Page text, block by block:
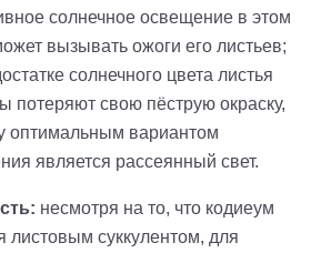
солнечное освещение в этом
вызывать ожоги его листьев;
солнечного цвета листья
потеряют свою пёструю окраску,
оптимальным вариантом
является рассеянный свет.
несмотря на то, что кодиеум
листовым суккулентом, для